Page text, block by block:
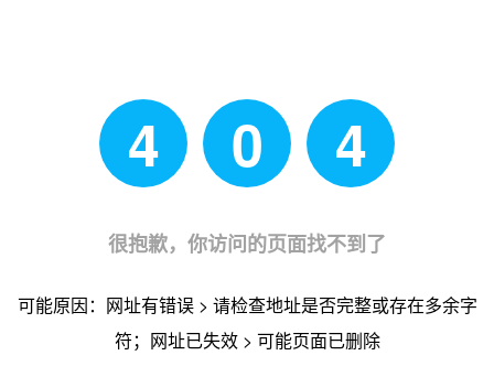
4 0 4
很抱歉，你访问的页面找不到了
可能原因：网址有错误 > 请检查地址是否完整或存在多余字
符；网址已失效 > 可能页面已删除